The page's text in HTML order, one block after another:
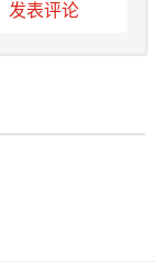
发表评论